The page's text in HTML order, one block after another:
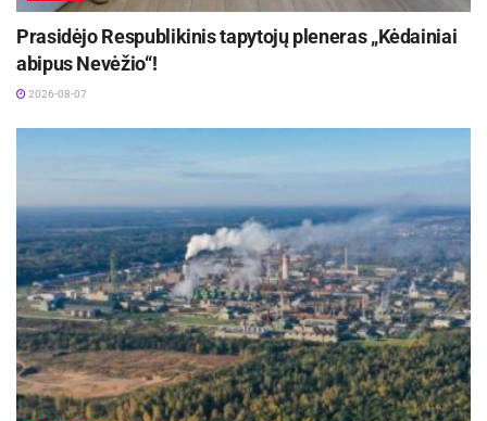
savivaldybės visuomenės sveikatos biuro
visuomenės sveikatos specialistė, vykdanti
visuomenės sveikatos stebėseną, Agnė Ruzgutė
Šaltinis: Kėdainių rajono savivaldybė
Žymos: Maudyklos
Prasidėjo Respublikinis tapytojų pleneras „Kėdainiai
abipus Nevėžio“!
2026-08-07